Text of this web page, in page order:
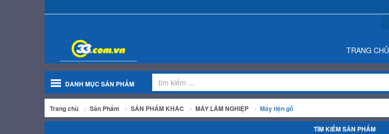
TRANG CHỦ
DANH MỤC SẢN PHẨM
Trang chủ Sản Phẩm SẢN PHẨM KHÁC MÁY LÂM NGHIỆP Máy tiện gỗ
TÌM KIẾM SẢN PHẨM